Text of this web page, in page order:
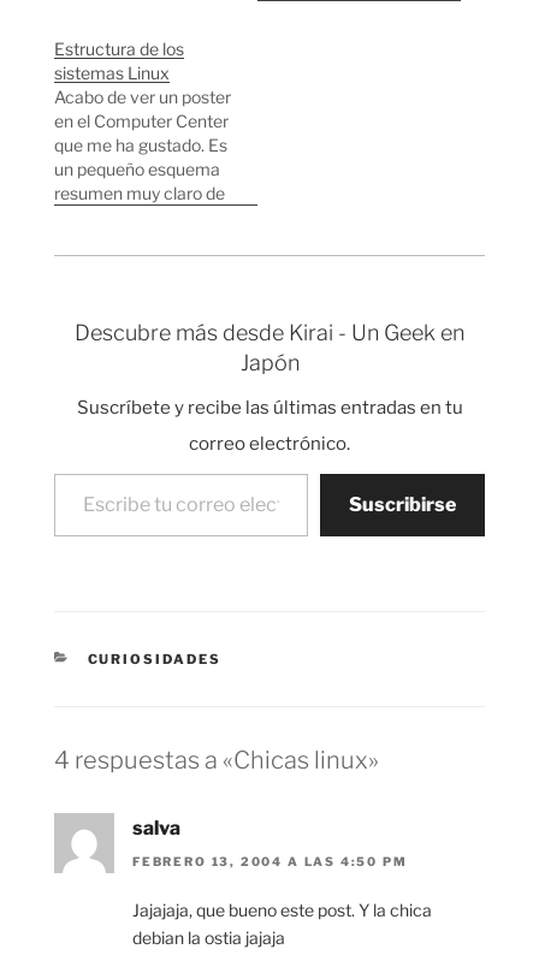
me convenció para ir a
a hacer fotos de una
chica llamada Miri
Hanai (花井美理). Para
mi una…
Estructura de los
sistemas Linux
Acabo de ver un poster
en el Computer Center
que me ha gustado. Es
un pequeño esquema
resumen muy claro de
el póster completo
Descubre más desde Kirai - Un Geek en
Japón
Suscríbete y recibe las últimas entradas en tu
correo electrónico.
Escribe tu correo electrónico…
Suscribirse
CATEGORÍAS
CURIOSIDADES
4 respuestas a «Chicas linux»
salva
FEBRERO 13, 2004 A LAS 4:50 PM
Jajajaja, que bueno este post. Y la chica
debian la ostia jajaja